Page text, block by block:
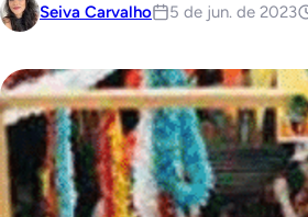
Seiva Carvalho 5 de jun. de 2023